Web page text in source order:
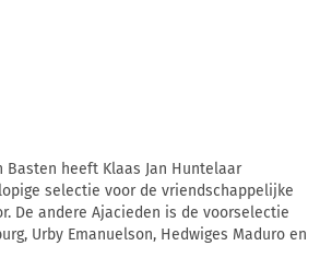
Basten heeft Klaas Jan Huntelaar
selectie voor de vriendschappelijke
De andere Ajacieden is de voorselectie
Urby Emanuelson, Hedwiges Maduro en